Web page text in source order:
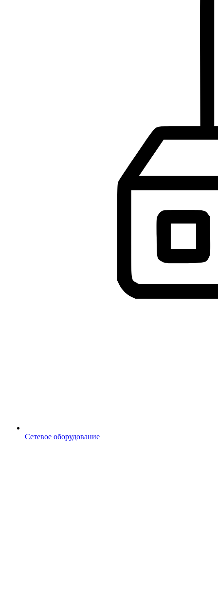
Сетевое оборудование